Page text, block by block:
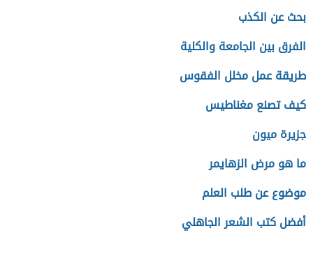
بحث عن الكذب
الفرق بين الجامعة والكلية
طريقة عمل مخلل الفقوس
كيف تصنع مغناطيس
جزيرة ميون
ما هو مرض الزهايمر
موضوع عن طلب العلم
أفضل كتب الشعر الجاهلي